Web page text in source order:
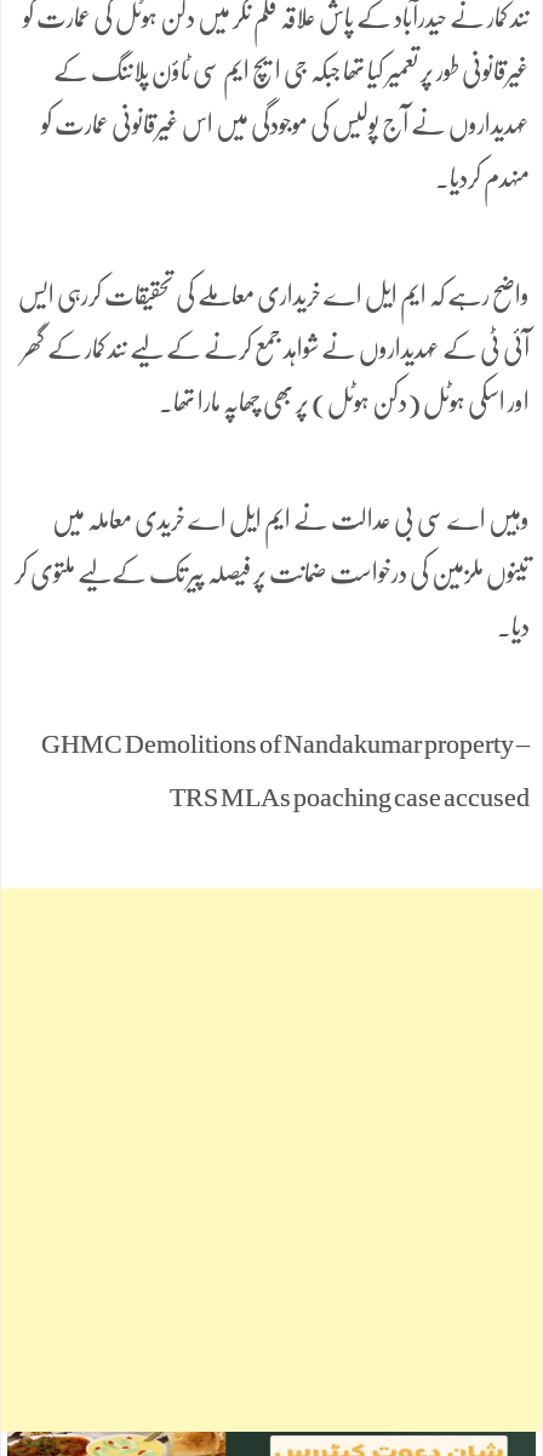
نند کمار نے حیدرآباد کے پاش علاقہ فلم نگر میں دکن ہوٹل کی عمارت کو
غیرقانونی طور پر تعمیر کیا تھا جبکہ جی ایچ ایم سی ٹاؤن پلاننگ کے
عہدیداروں نے آج پولیس کی موجودگی میں اس غیرقانونی عمارت کو
منہدم کردیا۔
واضح رہے کہ ایم ایل اے خریداری معاملے کی تحقیقات کررہی ایس
آئی ٹی کے عہدیداروں نے شواہد جمع کرنے کے لیے نند کمار کے گھر
اور اسکی ہوٹل (دکن ہوٹل) پر بھی چھاپہ مارا تھا۔
وہیں اے سی بی عدالت نے ایم ایل اے خریدی معاملہ میں
تینوں ملزمین کی درخواست ضمانت پر فیصلہ پیر تک کےلیے ملتوی کر
دیا۔
GHMC Demolitions of Nandakumar property –
TRS MLAs poaching case accused